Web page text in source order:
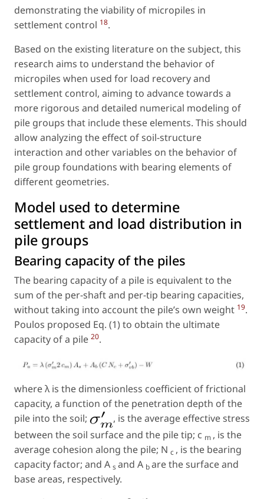
demonstrating the viability of micropiles in
settlement control 18.
Based on the existing literature on the subject, this
research aims to understand the behavior of
micropiles when used for load recovery and
settlement control, aiming to advance towards a
more rigorous and detailed numerical modeling of
pile groups that include these elements. This should
allow analyzing the effect of soil-structure
interaction and other variables on the behavior of
pile group foundations with bearing elements of
different geometries.
Model used to determine
settlement and load distribution in
pile groups
Bearing capacity of the piles
The bearing capacity of a pile is equivalent to the
sum of the per-shaft and per-tip bearing capacities,
without taking into account the pile’s own weight 19.
Poulos proposed Eq. (1) to obtain the ultimate
capacity of a pile 20.
whereλis the dimensionless coefficient of frictional
capacity, a function of the penetration depth of the
pile into the soil;
, is the average effective stress
between the soil surface and the pile tip; c m , is the
average cohesion along the pile; N c , is the bearing
capacity factor; and A sand A bare the surface and
base areas, respectively.